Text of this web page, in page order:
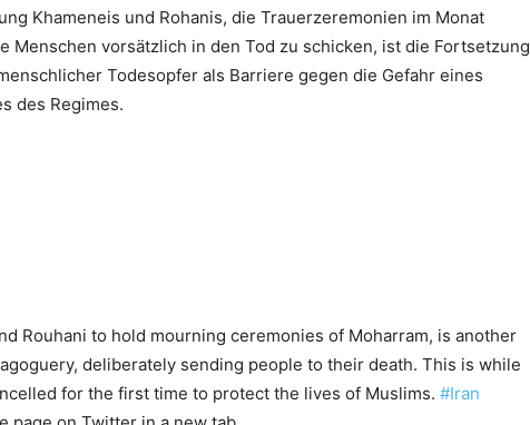
Khameneis und Rohanis, die Trauerzeremonien im Monat
Menschen vorsätzlich in den Tod zu schicken, ist die Fortsetzung
Todesopfer als Barriere gegen die Gefahr eines
des Regimes.
Rouhani to hold mourning ceremonies of Moharram, is another
deliberately sending people to their death. This is while
for the first time to protect the lives of Muslims. #Iran